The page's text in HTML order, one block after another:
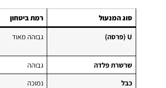
סוג המנעול רמת ביטחון
U (פרסה)
גבוהה מאוד
שרשרת פלדה
גבוהה
כבל
נמוכה